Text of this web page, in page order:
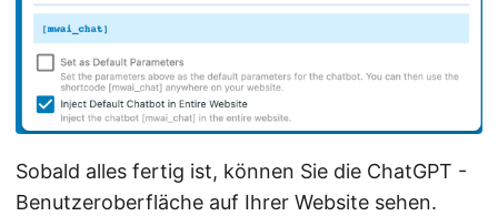
Sobald alles fertig ist, können Sie die ChatGPT -
Benutzeroberfläche auf Ihrer Website sehen.